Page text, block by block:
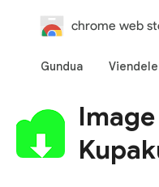
chrome web
Gundua